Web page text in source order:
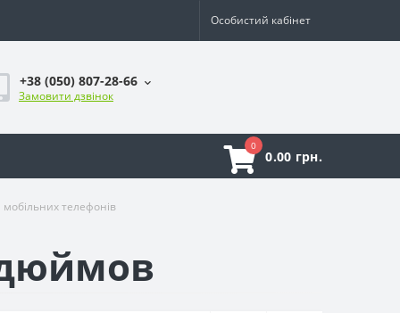
Особистий кабінет
+38 (050) 807-28-66
Замовити дзвінок
0
0.00 грн.
мобільних телефонів